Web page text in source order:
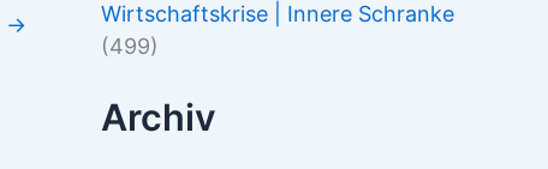
→
Wirtschaftskrise | Innere Schranke
(499)
Archiv